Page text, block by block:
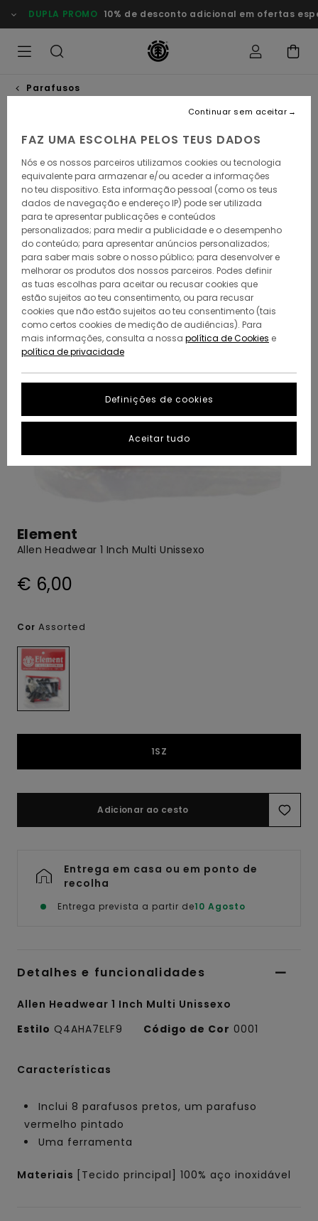
para
a
DUPLA PROMO 10% de desconto adicional em ofertas
Parafusos
Element
Allen Headwear 1 Inch Multi Unissexo
€ 6,00
Cor Assorted
1SZ
Adicionar ao cesto
Entrega em casa ou em ponto de
recolha
Entrega prevista a partir de10 Agosto
Detalhes e funcionalidades
Allen Headwear 1 Inch Multi Unissexo
Estilo Q4AHA7ELF9 Código de Cor 0001
Características
Inclui 8 parafusos pretos, um parafuso
vermelho pintado
Uma ferramenta
Materiais [Tecido principal] 100% aço inoxidável
FAZ UMA ESCOLHA PELOS TEUS DADOS
Nós e os nossos parceiros utilizamos cookies ou tecnologia
equivalente para armazenar e/ou aceder a informações
no teu dispositivo. Esta informação pessoal (como os teus
dados de navegação e endereço IP) pode ser utilizada
para te apresentar publicações e conteúdos
personalizados; para medir a publicidade e o desempenho
do conteúdo; para apresentar anúncios personalizados;
para saber mais sobre o nosso público; para desenvolver e
melhorar os produtos dos nossos parceiros. Podes definir
as tuas escolhas para aceitar ou recusar cookies que
estão sujeitos ao teu consentimento, ou para recusar
cookies que não estão sujeitos ao teu consentimento (tais
como certos cookies de medição de audiências). Para
mais informações, consulta a nossa política de Cookies e
política de privacidade
Definições de cookies
Continuar sem aceitar
Aceitar tudo